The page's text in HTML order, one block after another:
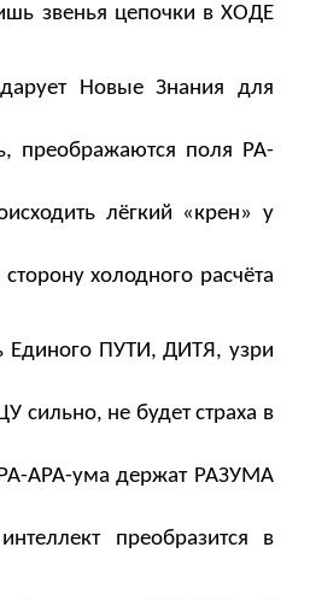
звенья цепочки в ХОДЕ
Новые Знания для
преображаются поля РА-
лёгкий «крен» у
холодного расчёта
Единого ПУТИ, ДИТЯ, узри
сильно, не будет страха в
АРА-ума держат РАЗУМА
преобразится в